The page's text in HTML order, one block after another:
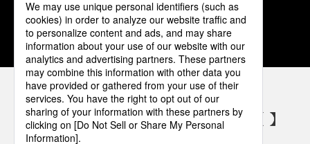
1 2 3 4 5
パナソニックの電気設備 SNSアカウント